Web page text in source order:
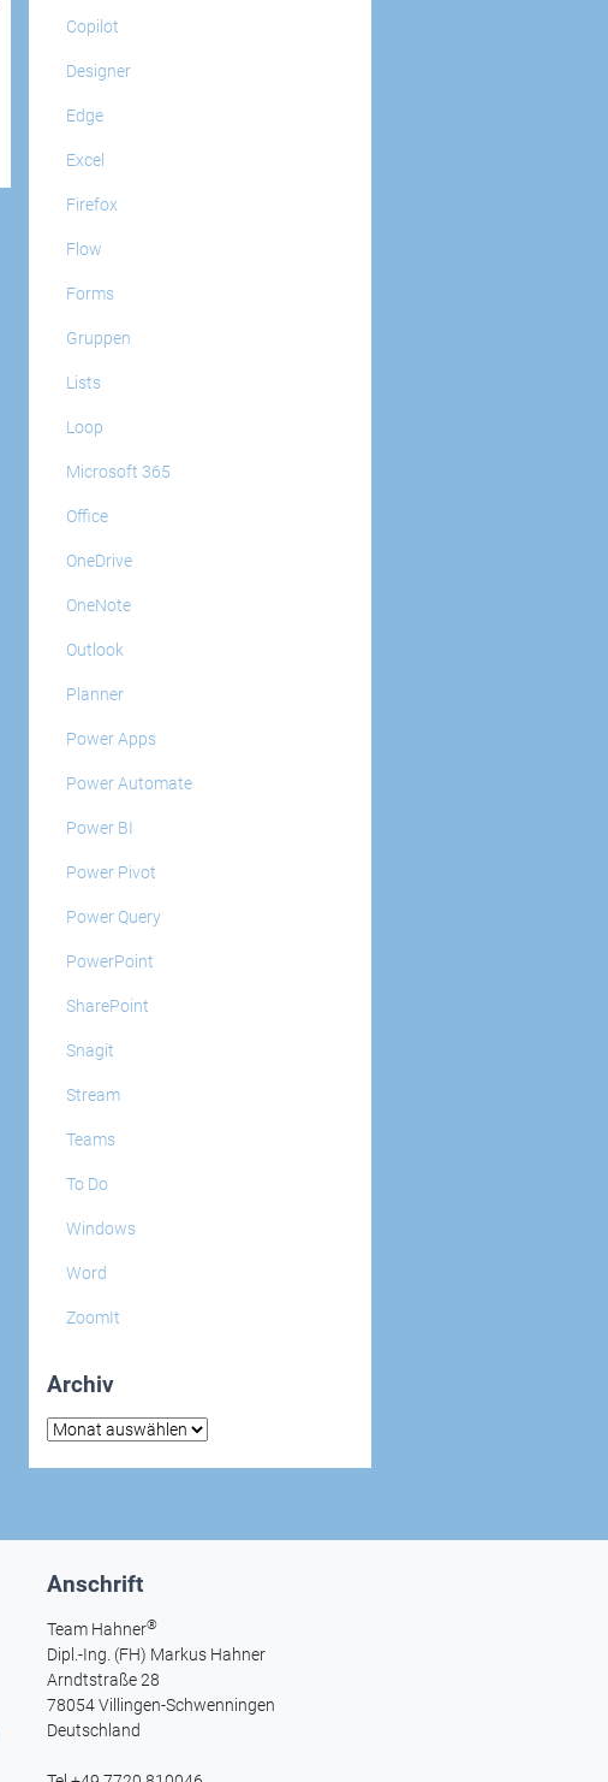
Copilot
Designer
Edge
Excel
Firefox
Flow
Forms
Gruppen
Lists
Loop
Microsoft 365
Office
OneDrive
OneNote
Outlook
Planner
Power Apps
Power Automate
Power BI
Power Pivot
Power Query
PowerPoint
SharePoint
Snagit
Stream
Teams
To Do
Windows
Word
ZoomIt
Archiv
Archiv
Anschrift
Team Hahner®
Dipl.-Ing. (FH) Markus Hahner
Arndtstraße 28
78054 Villingen-Schwenningen
Deutschland